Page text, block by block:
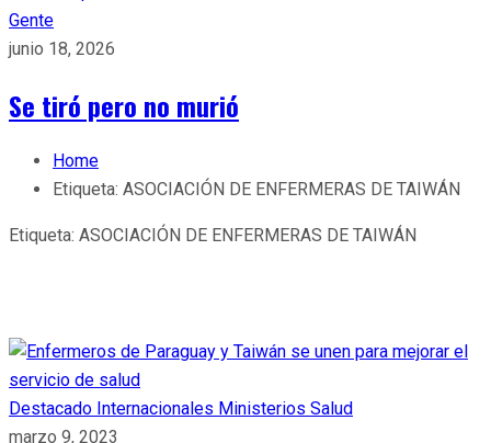
Gente
junio 18, 2026
Se tiró pero no murió
Home
Etiqueta: ASOCIACIÓN DE ENFERMERAS DE TAIWÁN
Etiqueta: ASOCIACIÓN DE ENFERMERAS DE TAIWÁN
Destacado Internacionales Ministerios Salud
marzo 9, 2023